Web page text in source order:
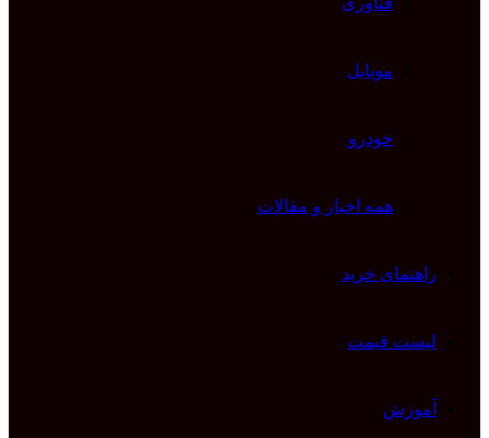
موبایل
خودرو
همه اخبار و مقالات
راهنمای خرید
لیست قیمت
آموزش